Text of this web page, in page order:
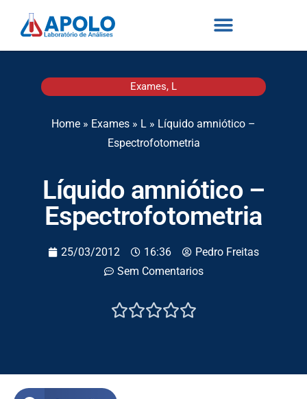
Exames, L
Home » Exames » L » Líquido amniótico –
Espectrofotometria
Líquido amniótico –
Espectrofotometria
25/03/2012 16:36
Pedro Freitas
Sem Comentarios
